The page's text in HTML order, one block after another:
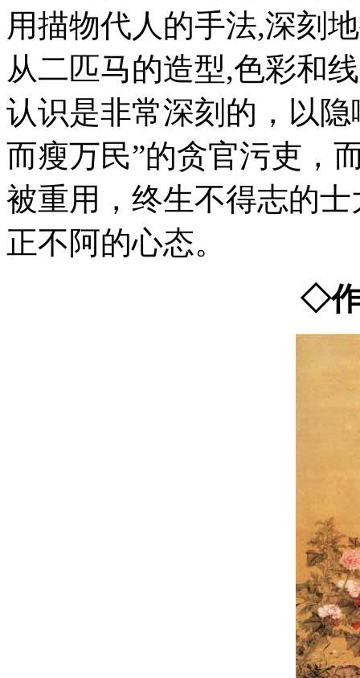
用描物代人的手法,深刻
从二匹马的造型,色彩和
认识是非常深刻的，以
而瘦万民”的贪官污吏，
被重用，终生不得志的
正不阿的心态。
◇